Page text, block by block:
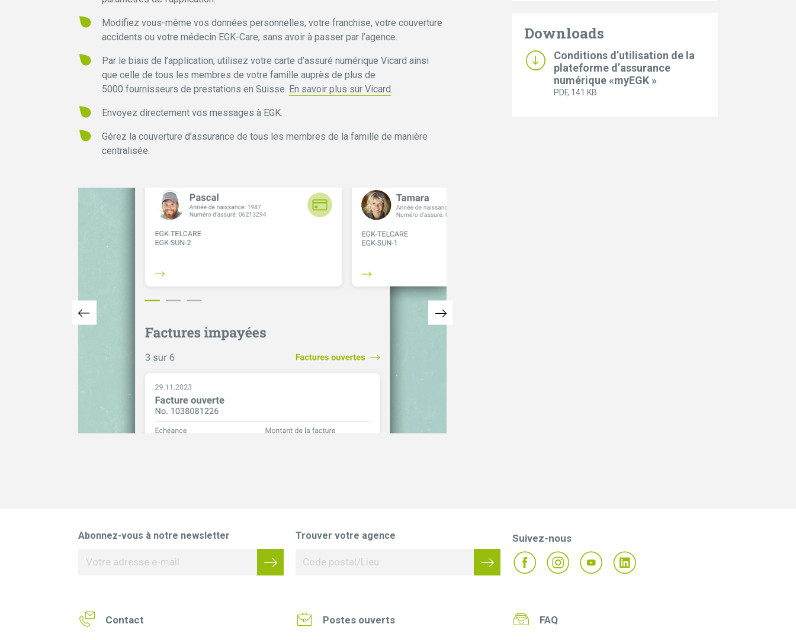
Modifiez vous-même vos données personnelles, votre franchise, votre couverture
accidents ou votre médecin EGK-Care, sans avoir à passer par l’agence.
Par le biais de l’application, utilisez votre carte d’assuré numérique Vicard ainsi
que celle de tous les membres de votre famille auprès de plus de
5000 fournisseurs de prestations en Suisse. En savoir plus sur Vicard.
Envoyez directement vos messages à EGK.
Gérez la couverture d’assurance de tous les membres de la famille de manière
centralisée.
Downloads
Conditions d’utilisation de la
plateforme d’assurance
numérique «myEGK »
PDF, 141 KB
Abonnez-vous à notre newsletter Trouver votre agence
Contact Postes ouverts FAQ
Suivez-nous